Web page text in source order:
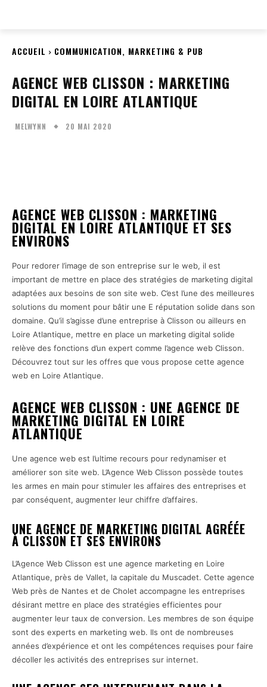
ACCUEIL COMMUNICATION, MARKETING & PUB
AGENCE WEB CLISSON : MARKETING
DIGITAL EN LOIRE ATLANTIQUE
MELWYNN 20 MAI 2020
AGENCE WEB CLISSON : MARKETING
DIGITAL EN LOIRE ATLANTIQUE ET SES
ENVIRONS
Pour redorer l’image de son entreprise sur le web, il est
important de mettre en place des stratégies de marketing digital
adaptées aux besoins de son site web. C’est l’une des meilleures
solutions du moment pour bâtir une E réputation solide dans son
domaine. Qu’il s’agisse d’une entreprise à Clisson ou ailleurs en
Loire Atlantique, mettre en place un marketing digital solide
relève des fonctions d’un expert comme l’agence web Clisson.
Découvrez tout sur les offres que vous propose cette agence
web en Loire Atlantique.
AGENCE WEB CLISSON : UNE AGENCE DE
MARKETING DIGITAL EN LOIRE
ATLANTIQUE
Une agence web est l’ultime recours pour redynamiser et
améliorer son site web. L’Agence Web Clisson possède toutes
les armes en main pour stimuler les affaires des entreprises et
par conséquent, augmenter leur chiffre d’affaires.
UNE AGENCE DE MARKETING DIGITAL AGRÉÉE
À CLISSON ET SES ENVIRONS
L’Agence Web Clisson est une agence marketing en Loire
Atlantique, près de Vallet, la capitale du Muscadet. Cette agence
Web près de Nantes et de Cholet accompagne les entreprises
désirant mettre en place des stratégies efficientes pour
augmenter leur taux de conversion. Les membres de son équipe
sont des experts en marketing web. Ils ont de nombreuses
années d’expérience et ont les compétences requises pour faire
décoller les activités des entreprises sur internet.